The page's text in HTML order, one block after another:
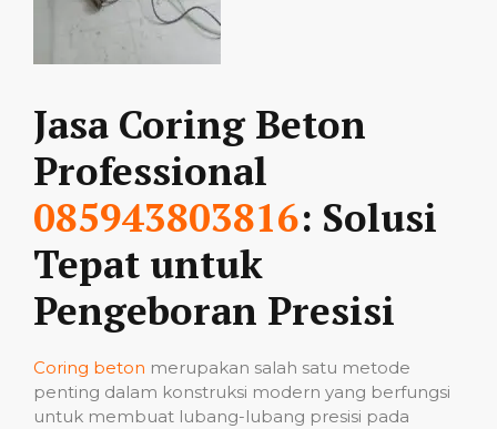
Jasa Coring Beton
Professional
085943803816: Solusi
Tepat untuk
Pengeboran Presisi
Coring beton merupakan salah satu metode
penting dalam konstruksi modern yang berfungsi
untuk membuat lubang-lubang presisi pada